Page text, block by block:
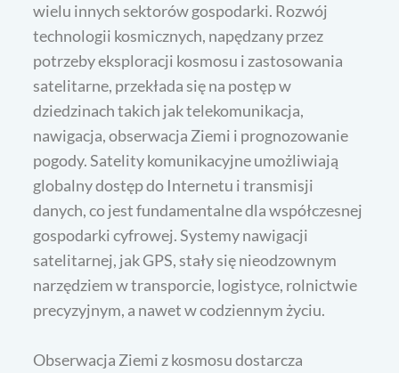
wielu innych sektorów gospodarki. Rozwój
technologii kosmicznych, napędzany przez
potrzeby eksploracji kosmosu i zastosowania
satelitarne, przekłada się na postęp w
dziedzinach takich jak telekomunikacja,
nawigacja, obserwacja Ziemi i prognozowanie
pogody. Satelity komunikacyjne umożliwiają
globalny dostęp do Internetu i transmisji
danych, co jest fundamentalne dla współczesnej
gospodarki cyfrowej. Systemy nawigacji
satelitarnej, jak GPS, stały się nieodzownym
narzędziem w transporcie, logistyce, rolnictwie
precyzyjnym, a nawet w codziennym życiu.
Obserwacja Ziemi z kosmosu dostarcza